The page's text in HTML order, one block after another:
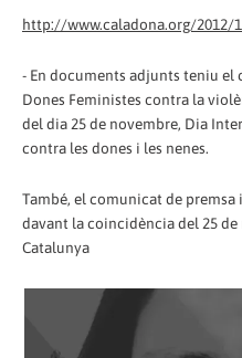
http://www.caladona.org/2012/
- En documents adjunts teniu el
Dones Feministes contra la
del dia 25 de novembre, Dia
contra les dones i les nenes.
També, el comunicat de premsa
davant la coincidència del 25
Catalunya